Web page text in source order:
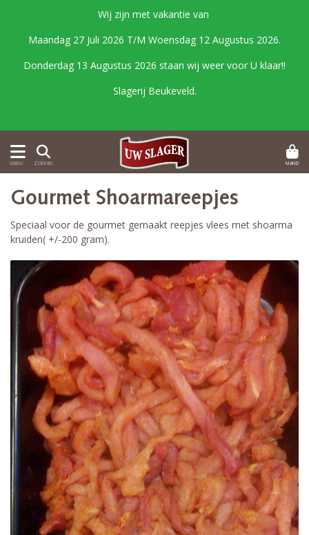
Wij zijn met vakantie van
Maandag 27 Juli 2026 T/M Woensdag 12 Augustus 2026.
Donderdag 13 Augustus 2026 staan wij weer voor U klaar!!
Slagerij Beukeveld.
MENU ZOEKEN MAND
Gourmet Shoarmareepjes
Speciaal voor de gourmet gemaakt reepjes vlees met shoarma
kruiden( +/-200 gram).